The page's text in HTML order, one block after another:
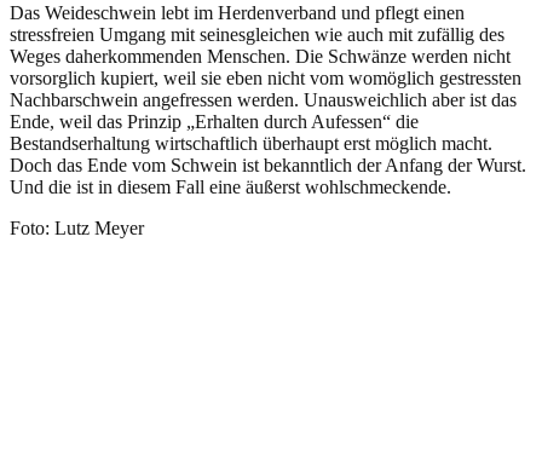
Das Weideschwein lebt im Herdenverband und pflegt einen
stressfreien Umgang mit seinesgleichen wie auch mit zufällig des
Weges daherkommenden Menschen. Die Schwänze werden nicht
vorsorglich kupiert, weil sie eben nicht vom womöglich gestressten
Nachbarschwein angefressen werden. Unausweichlich aber ist das
Ende, weil das Prinzip „Erhalten durch Aufessen“ die
Bestandserhaltung wirtschaftlich überhaupt erst möglich macht.
Doch das Ende vom Schwein ist bekanntlich der Anfang der Wurst.
Und die ist in diesem Fall eine äußerst wohlschmeckende.
Foto: Lutz Meyer